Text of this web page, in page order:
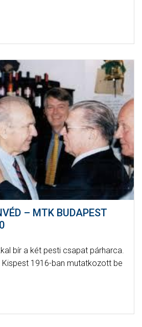
– MTK BUDAPEST
bír a két pesti csapat párharca.
Kispest 1916-ban mutatkozott be